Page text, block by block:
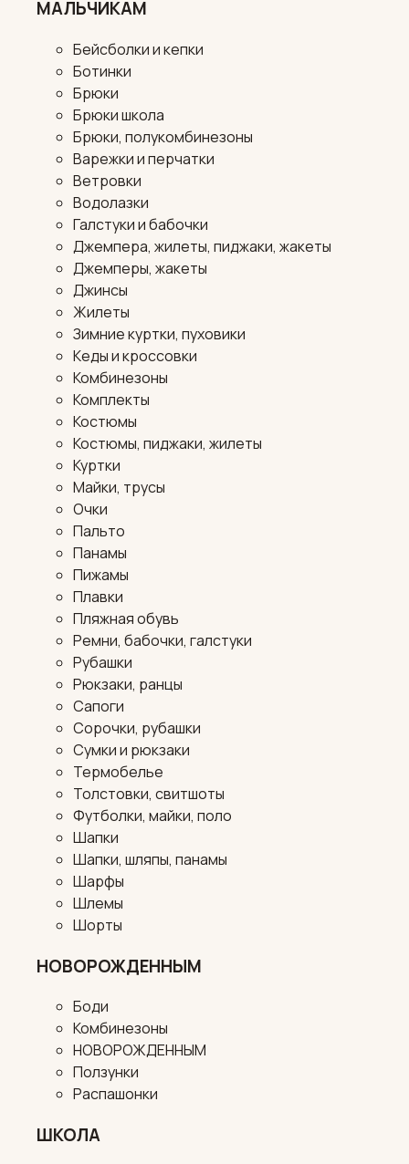
МАЛЬЧИКАМ
Бейсболки и кепки
Ботинки
Брюки
Брюки школа
Брюки, полукомбинезоны
Варежки и перчатки
Ветровки
Водолазки
Галстуки и бабочки
Джемпера, жилеты, пиджаки, жакеты
Джемперы, жакеты
Джинсы
Жилеты
Зимние куртки, пуховики
Кеды и кроссовки
Комбинезоны
Комплекты
Костюмы
Костюмы, пиджаки, жилеты
Куртки
Майки, трусы
Очки
Пальто
Панамы
Пижамы
Плавки
Пляжная обувь
Ремни, бабочки, галстуки
Рубашки
Рюкзаки, ранцы
Сапоги
Сорочки, рубашки
Сумки и рюкзаки
Термобелье
Толстовки, свитшоты
Футболки, майки, поло
Шапки
Шапки, шляпы, панамы
Шарфы
Шлемы
Шорты
НОВОРОЖДЕННЫМ
Боди
Комбинезоны
НОВОРОЖДЕННЫМ
Ползунки
Распашонки
ШКОЛА